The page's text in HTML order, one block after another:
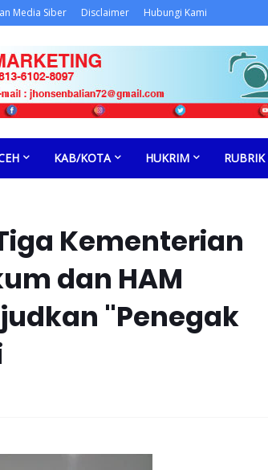
Media Siber Disclaimer Hubungi Kami
KAB/KOTA HUKRIM RUBRIK
Kementerian
dan HAM
"Penegak